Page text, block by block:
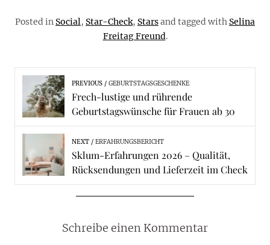
Posted in Social, Star-Check, Starsand tagged with Selina
Freitag Freund.
PREVIOUS GEBURTSTAGSGESCHENKE
Frech-lustige und rührende
Geburtstagswünsche für Frauen ab 30
NEXT ERFAHRUNGSBERICHT
Sklum-Erfahrungen 2026 – Qualität,
Rücksendungen und Lieferzeit im Check
Schreibe einen Kommentar